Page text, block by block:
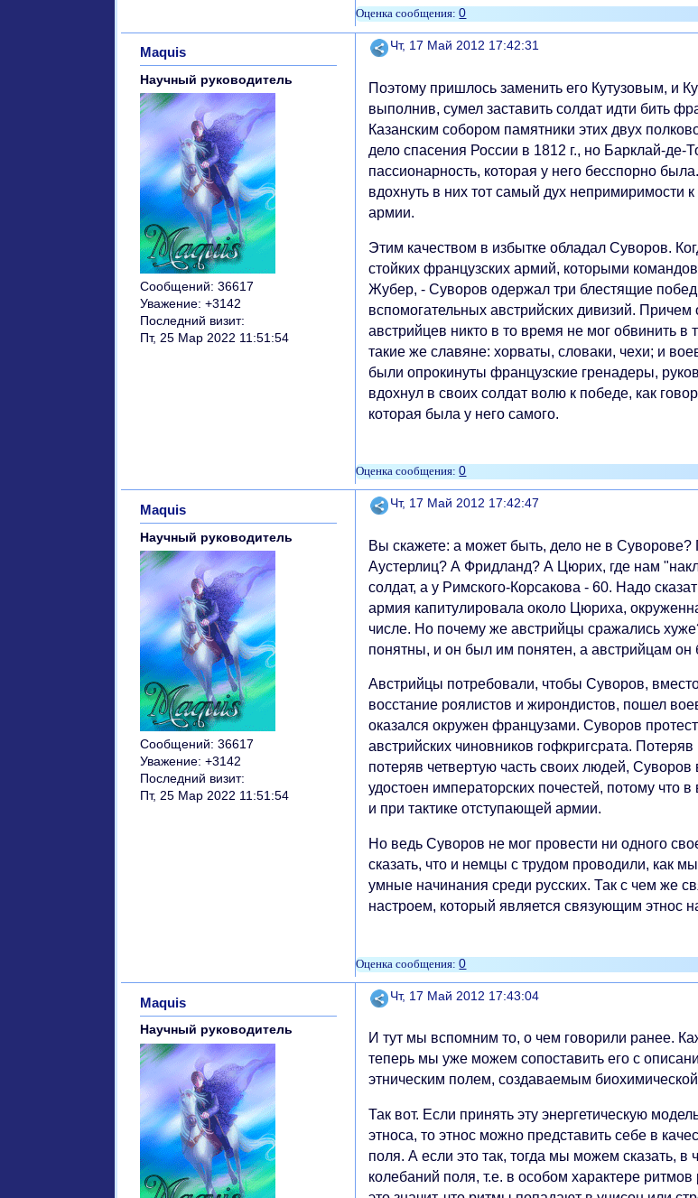
0
Поделиться
Чт, 17 Май 2012 17:42:31
Maquis
Научный руководитель
Сообщений: 36617
Уважение: +3142
Последний визит:
Пт, 25 Мар 2022 11:51:54
Поэтому пришлось заменить его Кутузовым, и
выполнив, сумел заставить солдат идти бить
Казанским собором памятники этих двух
дело спасения России в 1812 г., но Барклай-де-
пассионарность, которая у него бесспорно
вдохнуть в них тот самый дух непримиримости
армии.
Этим качеством в избытке обладал Суворов.
стойких французских армий, которыми
Жубер, - Суворов одержал три блестящие
вспомогательных австрийских дивизий.
австрийцев никто в то время не мог обвинить в
такие же славяне: хорваты, словаки, чехи; и
были опрокинуты французские гренадеры,
вдохнул в своих солдат волю к победе, как
которая была у него самого.
0
Поделиться
Чт, 17 Май 2012 17:42:47
Maquis
Научный руководитель
Сообщений: 36617
Уважение: +3142
Последний визит:
Пт, 25 Мар 2022 11:51:54
Вы скажете: а может быть, дело не в
Аустерлиц? А Фридланд? А Цюрих, где нам
солдат, а у Римского-Корсакова - 60. Надо
армия капитулировала около Цюриха,
числе. Но почему же австрийцы сражались
понятны, и он был им понятен, а австрийцам
Австрийцы потребовали, чтобы Суворов,
восстание роялистов и жирондистов, пошел
оказался окружен французами. Суворов
австрийских чиновников гофкригсрата.
потеряв четвертую часть своих людей,
удостоен императорских почестей, потому что
и при тактике отступающей армии.
Но ведь Суворов не мог провести ни одного
сказать, что и немцы с трудом проводили, как
умные начинания среди русских. Так с чем же
настроем, который является связующим этнос
0
Поделиться
Чт, 17 Май 2012 17:43:04
Maquis
Научный руководитель
И тут мы вспомним то, о чем говорили ранее.
теперь мы уже можем сопоставить его с
этническим полем, создаваемым
Так вот. Если принять эту энергетическую
этноса, то этнос можно представить себе в
поля. А если это так, тогда мы можем сказать,
колебаний поля, т.е. в особом характере